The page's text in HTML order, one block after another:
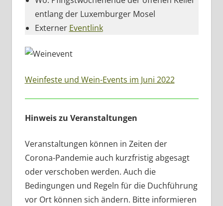
entlang der Luxemburger Mosel
Externer Eventlink
Weinfeste und Wein-Events im Juni 2022
Hinweis zu Veranstaltungen
Veranstaltungen können in Zeiten der
Corona-Pandemie auch kurzfristig abgesagt
oder verschoben werden. Auch die
Bedingungen und Regeln für die Duchführung
vor Ort können sich ändern. Bitte informieren